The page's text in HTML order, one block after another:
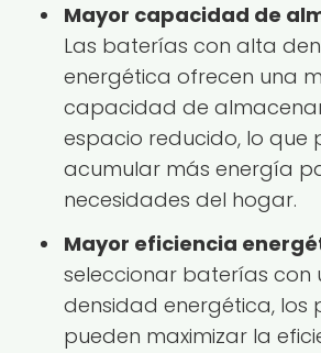
Mayor capacidad de
Las baterías con alta
energética ofrecen una
capacidad de
espacio reducido, lo que
acumular más energía
necesidades del hogar.
Mayor eficiencia
seleccionar baterías con
densidad energética, los
pueden maximizar la